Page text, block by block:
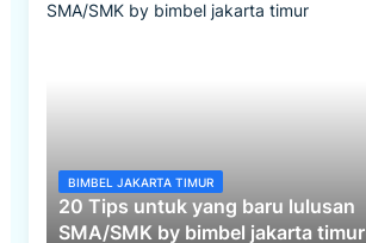
BIMBEL JAKARTA TIMUR
20 Tips untuk yang baru lulusan
SMA/SMK by bimbel jakarta timur